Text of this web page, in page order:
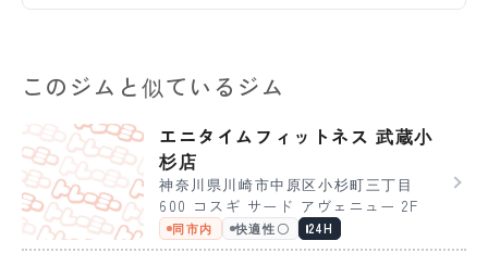
このジムと似ているジム
エニタイムフィットネス 武蔵小
杉店
神奈川県川崎市中原区小杉町三丁目
600 コスギ サード アヴェニュー 2F
同市内 快適性〇 24H